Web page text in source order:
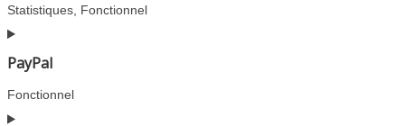
analytics
Statistiques, Fonctionnel
Consent
service
PayPal
Fonctionnel
Consent